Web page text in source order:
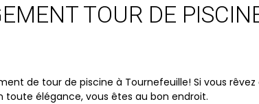
TOUR DE
de tour de piscine à Tournefeuille! Si vous
toute élégance, vous êtes au bon endroit.